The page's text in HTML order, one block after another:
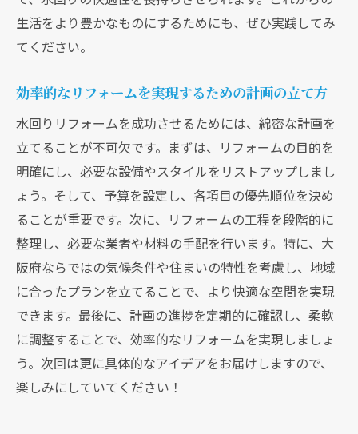
生活をより豊かなものにするためにも、ぜひ実践してみ
てください。
効率的なリフォームを実現するための計画の立て方
水回りリフォームを成功させるためには、綿密な計画を
立てることが不可欠です。まずは、リフォームの目的を
明確にし、必要な設備やスタイルをリストアップしまし
ょう。そして、予算を設定し、各項目の優先順位を決め
ることが重要です。次に、リフォームの工程を段階的に
整理し、必要な業者や材料の手配を行います。特に、大
阪府ならではの気候条件や住まいの特性を考慮し、地域
に合ったプランを立てることで、より快適な空間を実現
できます。最後に、計画の進捗を定期的に確認し、柔軟
に調整することで、効率的なリフォームを実現しましょ
う。次回は更に具体的なアイデアをお届けしますので、
楽しみにしていてください！